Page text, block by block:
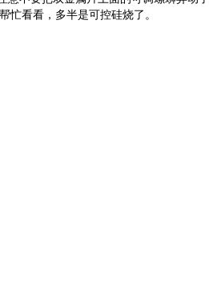
忙看看，多半是可控硅烧了。